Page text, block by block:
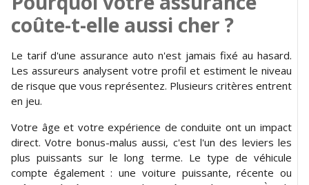
coûte-t-elle aussi cher ?
Le tarif d'une assurance auto n'est jamais fixé au hasard.
Les assureurs analysent votre profil et estiment le niveau
de risque que vous représentez. Plusieurs critères entrent
en jeu.
Votre âge et votre expérience de conduite ont un impact
direct. Votre bonus-malus aussi, c'est l'un des leviers les
plus puissants sur le long terme. Le type de véhicule
compte également : une voiture puissante, récente ou